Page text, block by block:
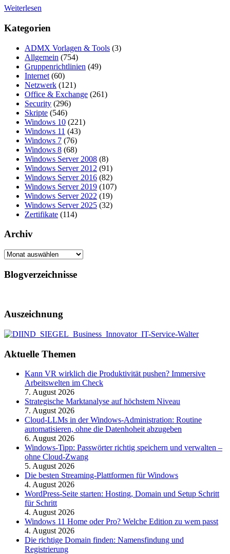
Weiterlesen
Kategorien
ADMX Vorlagen & Tools (3)
Allgemein (754)
Gruppenrichtlinien (49)
Internet (60)
Netzwerk (121)
Office & Exchange (261)
Security (296)
Skripte (546)
Windows 10 (221)
Windows 11 (43)
Windows 7 (76)
Windows 8 (68)
Windows Server 2008 (8)
Windows Server 2012 (91)
Windows Server 2016 (82)
Windows Server 2019 (107)
Windows Server 2022 (19)
Windows Server 2025 (32)
Zertifikate (114)
Archiv
Archiv
Blogverzeichnisse
Auszeichnung
Aktuelle Themen
Kann VR wirklich die Produktivität pushen? Immersive
Arbeitswelten im Check
7. August 2026
Strategische Marktanalyse auf höchstem Niveau
7. August 2026
Cloud-LLMs in der Windows-Administration: Routine
automatisieren, ohne die Datenhoheit abzugeben
6. August 2026
Windows-Tipp: Passwörter richtig speichern und verwalten –
ohne Cloud-Zwang
5. August 2026
Die besten Streaming-Plattformen für Windows
4. August 2026
WordPress-Seite starten: Hosting, Domain und Setup Schritt
für Schritt
4. August 2026
Windows 11 Home oder Pro? Welche Edition zu wem passt
4. August 2026
Die richtige Domain finden: Namensfindung und
Registrierung